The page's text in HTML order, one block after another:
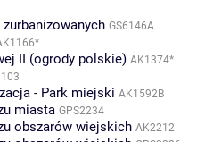
GS6146A
II (ogrody polskie) AK1374*
- Park miejski AK1592B
miasta GPS2234
obszarów wiejskich AK2212